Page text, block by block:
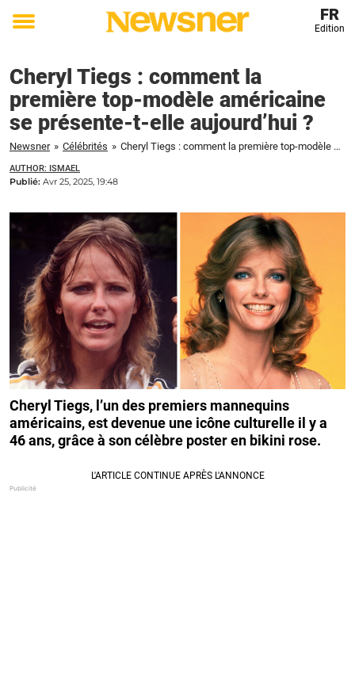
Toggle
FR
Edition
Cheryl Tiegs : comment la
première top-modèle américaine
se présente-t-elle aujourd’hui ?
Newsner » Célébrités » Cheryl Tiegs : comment la première top-modèle américaine se présente-t-elle aujourd'hui ?
AUTHOR: ISMAEL
Publié: Avr 25, 2025, 19:48
Cheryl Tiegs, l’un des premiers mannequins
américains, est devenue une icône culturelle il y a
46 ans, grâce à son célèbre poster en bikini rose.